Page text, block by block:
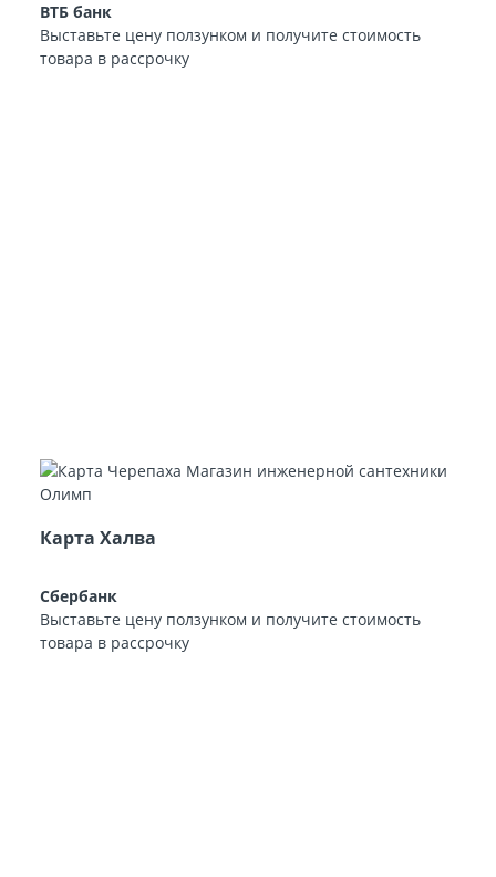
ВТБ банк
Выставьте цену ползунком и получите стоимость
товара в рассрочку
Карта Халва
Сбербанк
Выставьте цену ползунком и получите стоимость
товара в рассрочку